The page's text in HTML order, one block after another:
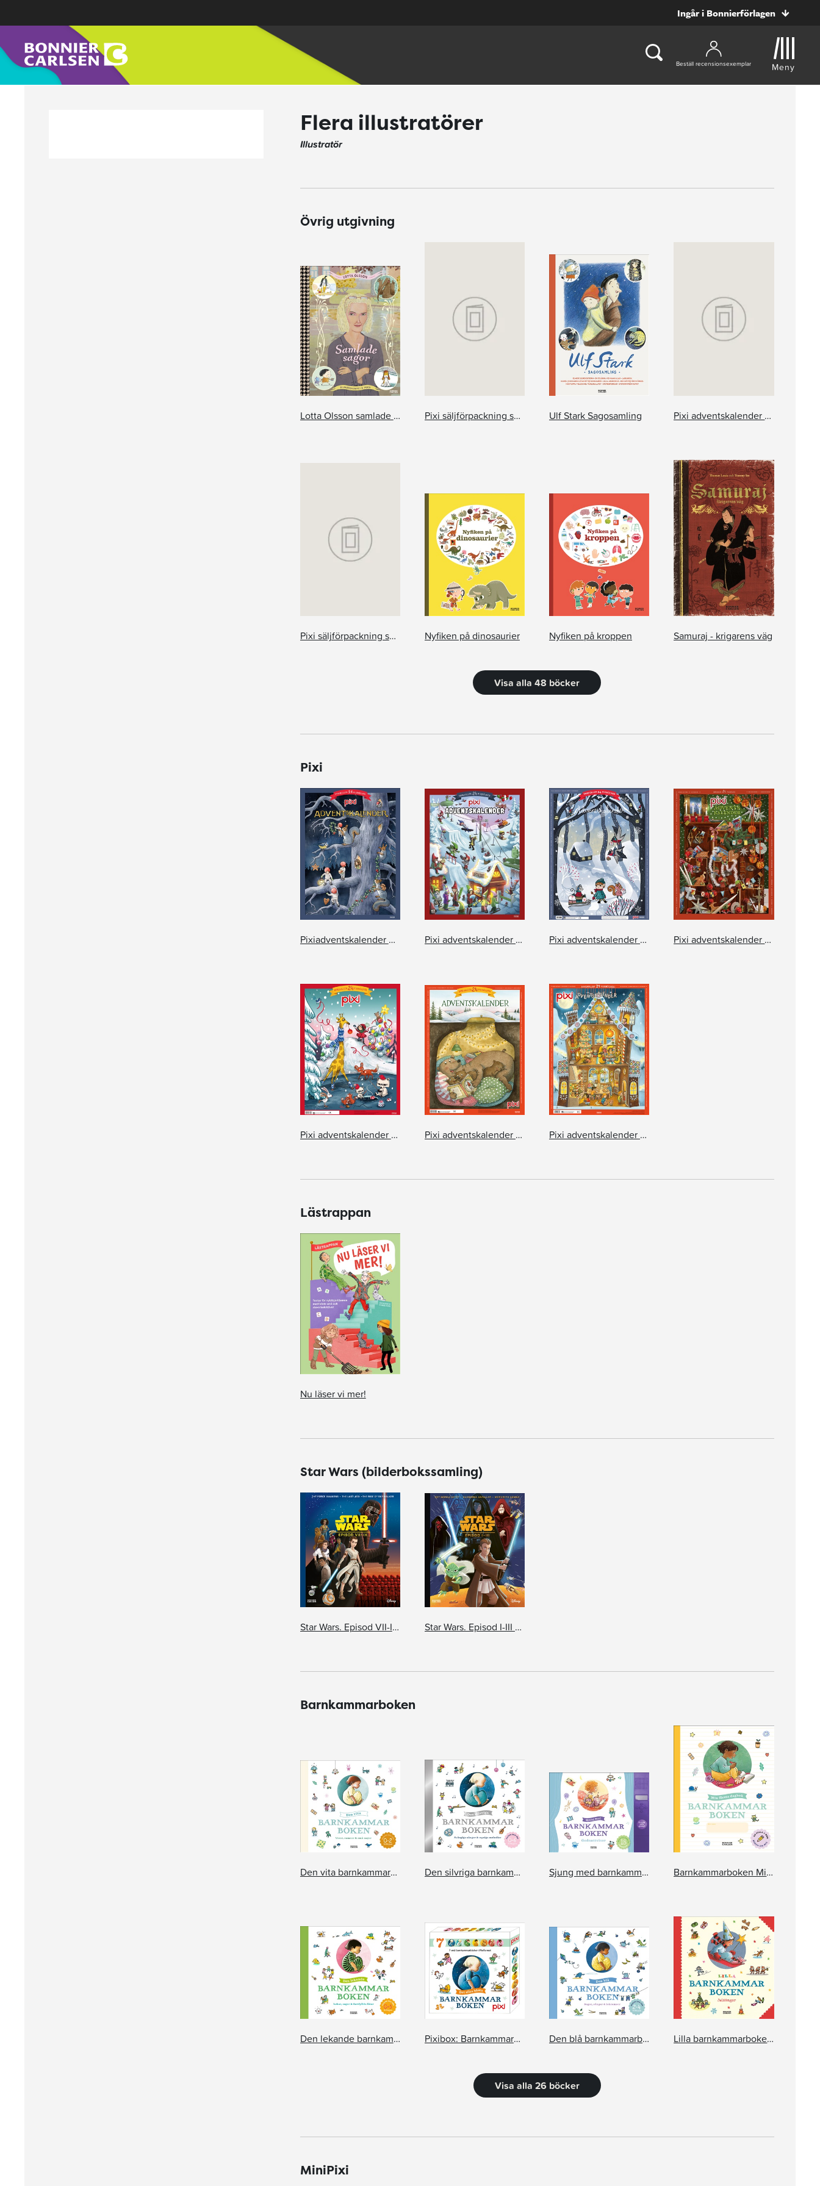
Ingår i Bonnierförlagen
Beställ recensionsexemplar Meny
Flera illustratörer
Illustratör
Övrig utgivning
Lotta Olsson samlade sagor Pixi säljförpackning serie 237 Ulf Stark Sagosamling Pixi adventskalender – Jan Lööf
Pixi säljförpackning serie 235 Nyfiken på dinosaurier Nyfiken på kroppen Samuraj - krigarens väg
Visa alla 48 böcker
Pixi
Pixiadventskalender 2026 Pixi adventskalender – Mattias Andersson Pixi adventskalender 2025 Pixi adventskalender – Filippa Widlund
Pixi adventskalender Emma Göthner Pixi adventskalender – Maria Nilsson Thore Pixi adventskalender – Lisa Moroni
Lästrappan
Nu läser vi mer!
Star Wars (bilderbokssamling)
Star Wars. Episod VII-IX bilderbokssamling Star Wars. Episod I-III bilderbokssamling
Barnkammarboken
Den vita barnkammarboken Den silvriga barnkammarboken Sjung med barnkammarboken Godnattvisor Barnkammarboken Min första dagbok
Den lekande barnkammarboken Pixibox: Barnkammarboken Den blå barnkammarboken Lilla barnkammarboken. Julsånger
Visa alla 26 böcker
MiniPixi